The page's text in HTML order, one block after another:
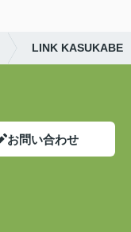
LINK KASUKABE
お問い合わせ